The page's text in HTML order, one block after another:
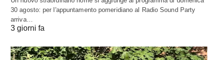
30 agosto: per l'appuntamento pomeridiano al Radio Sound Party
arriva…
3 giorni fa